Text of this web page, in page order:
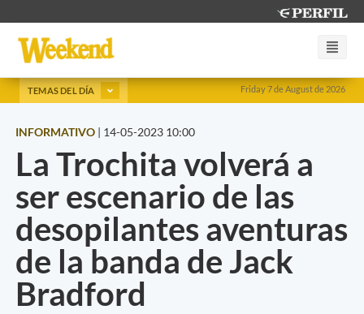
Friday 7 de August de 2026
TEMAS DEL DÍA
INFORMATIVO | 14-05-2023 10:00
La Trochita volverá a
ser escenario de las
desopilantes aventuras
de la banda de Jack
Bradford